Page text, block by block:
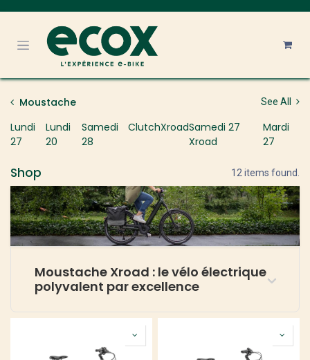
Moustache See All
Lundi
27
Lundi
20
Samedi
28
ClutchXroadSamedi 27
Xroad
Mardi
27
Shop 12 items found.
Moustache Xroad : le vélo électrique
polyvalent par excellence